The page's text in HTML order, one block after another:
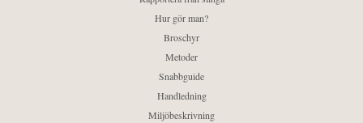
Hur gör man?
Broschyr
Metoder
Snabbguide
Handledning
Miljöbeskrivning